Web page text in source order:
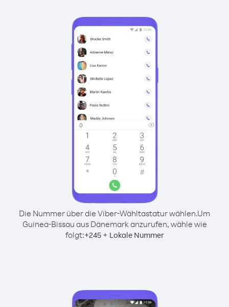
Die Nummer über die Viber-Wähltastatur wählen.Um
Guinea-Bissau aus Dänemark anzurufen, wähle wie
folgt:+245+ Lokale Nummer